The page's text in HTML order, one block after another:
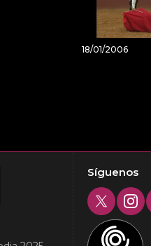
18/01/2006
Síguenos
Twitter